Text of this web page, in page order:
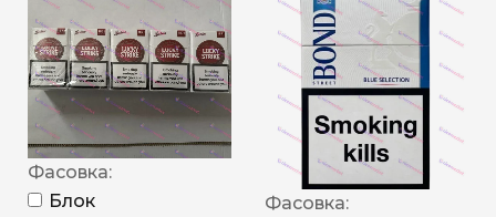
Фасовка:
Блок
Фасовка: